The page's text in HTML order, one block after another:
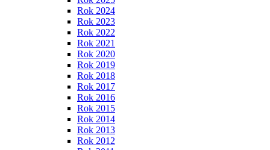
Rok 2024
Rok 2023
Rok 2022
Rok 2021
Rok 2020
Rok 2019
Rok 2018
Rok 2017
Rok 2016
Rok 2015
Rok 2014
Rok 2013
Rok 2012